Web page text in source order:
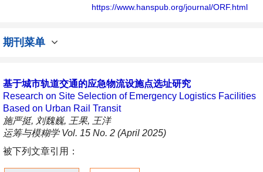
https://www.hanspub.org/journal/ORF.html
期刊菜单
基于城市轨道交通的应急物流设施点选址研究
Research on Site Selection of Emergency Logistics Facilities
Based on Urban Rail Transit
施严挺, 刘魏巍, 王果, 王洋
运筹与模糊学 Vol. 15 No. 2 (April 2025)
被下列文章引用：